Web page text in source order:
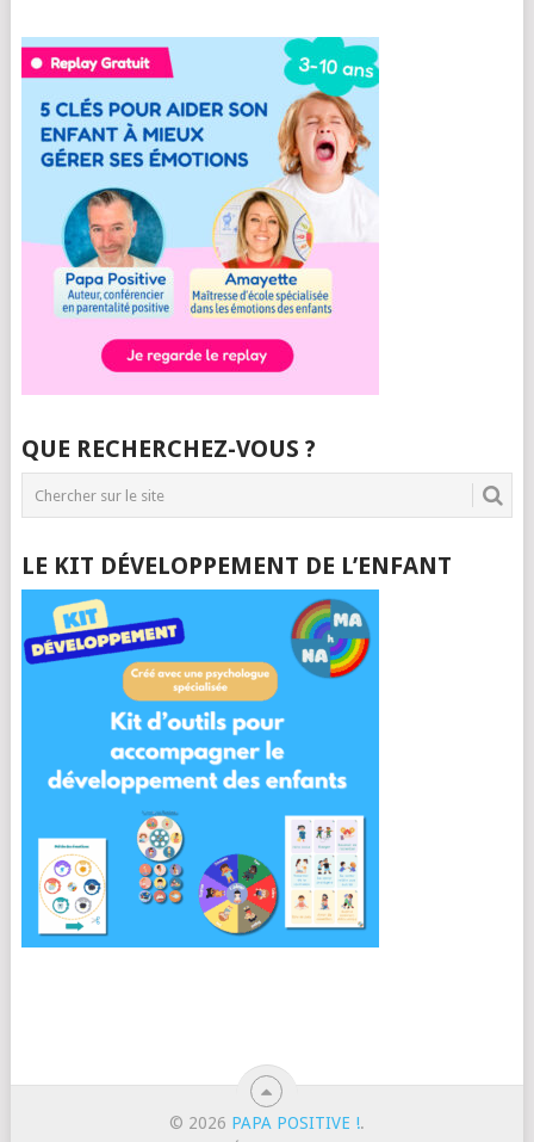
QUE RECHERCHEZ-VOUS ?
LE KIT DÉVELOPPEMENT DE L’ENFANT
© 2026 PAPA POSITIVE !.